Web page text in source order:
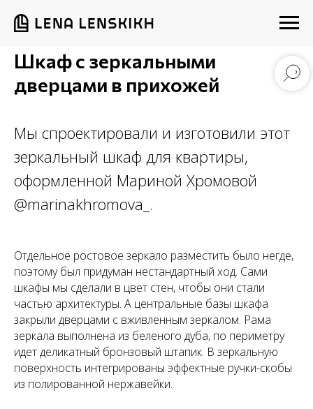
Шкаф с зеркальными
дверцами в прихожей
Мы спроектировали и изготовили этот
зеркальный шкаф для квартиры,
оформленной Мариной Хромовой
@marinakhromova_.
Отдельное ростовое зеркало разместить было негде,
поэтому был придуман нестандартный ход. Сами
шкафы мы сделали в цвет стен, чтобы они стали
частью архитектуры. А центральные базы шкафа
закрыли дверцами с вживленным зеркалом. Рама
зеркала выполнена из беленого дуба, по периметру
идет деликатный бронзовый штапик. В зеркальную
поверхность интегрированы эффектные ручки-скобы
из полированной нержавейки.